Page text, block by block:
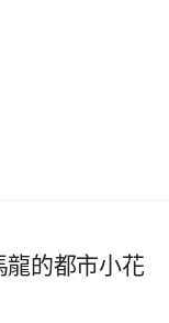
龍的都市小花